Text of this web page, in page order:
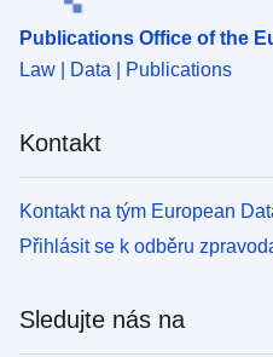
Publications Office of the
Law | Data | Publications
Kontakt
Kontakt na tým European
Přihlásit se k odběru
Sledujte nás na